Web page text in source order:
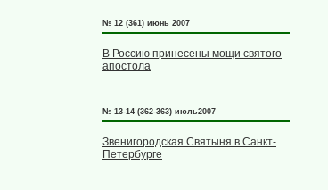
№ 12 (361) июнь 2007
В Россию принесены мощи святого
апостола
№ 13-14 (362-363) июль2007
Звенигородская Святыня в Санкт-
Петербурге